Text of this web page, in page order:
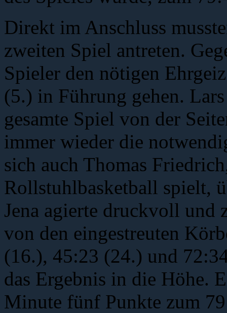
Direkt im Anschluss
zweiten Spiel antreten.
Spieler den nötigen
(5.) in Führung gehen.
gesamte Spiel von der
immer wieder die
sich auch Thomas
Rollstuhlbasketball spielt,
Jena agierte druckvoll und
von den eingestreuten
(16.), 45:23 (24.) und
das Ergebnis in die Höhe.
Minute fünf Punkte zum